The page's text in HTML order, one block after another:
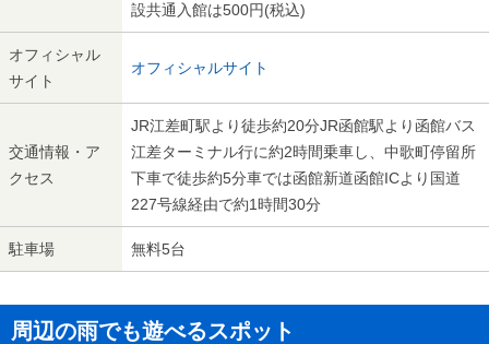
設共通入館は500円(税込)
オフィシャル
サイト
オフィシャルサイト
交通情報・ア
クセス
JR江差町駅より徒歩約20分JR函館駅より函館バス
江差ターミナル行に約2時間乗車し、中歌町停留所
下車で徒歩約5分車では函館新道函館ICより国道
227号線経由で約1時間30分
駐車場 無料5台
周辺の雨でも遊べるスポット